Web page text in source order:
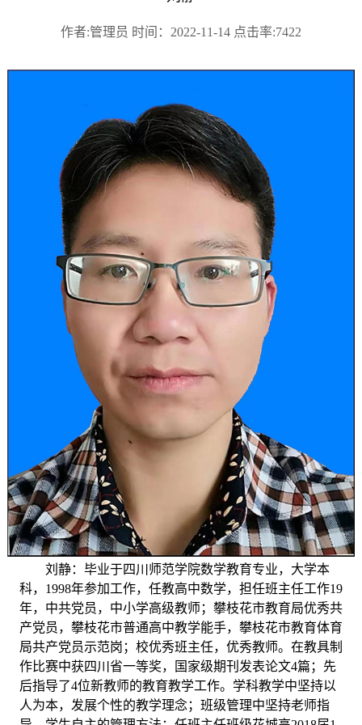
作者:管理员 时间：2022-11-14 点击率:7422
刘静：毕业于四川师范学院数学教育专业，大学本
科， 1998年参加工作，任教高中数学，担任班主任工作19
年，中共党员，中小学高级教师；攀枝花市教育局优秀共
产党员，攀枝花市普通高中教学能手，攀枝花市教育体育
局共产党员示范岗；校优秀班主任，优秀教师。在教具制
作比赛中获四川省一等奖，国家级期刊发表论文4篇；先
后指导了4位新教师的教育教学工作。 学科教学中坚持以
人为本，发展个性的教学理念；班级管理中坚持老师指